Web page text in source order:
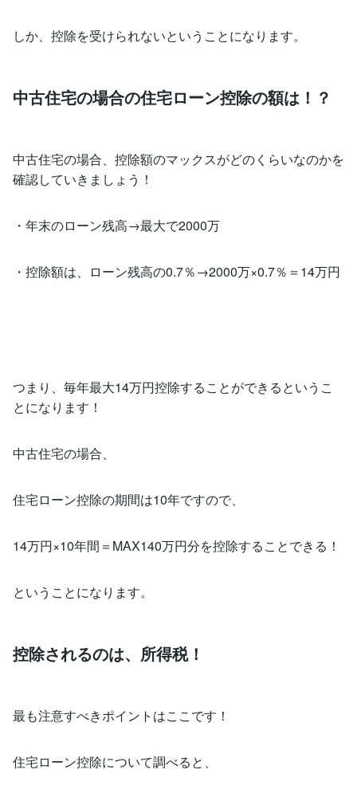
しか、控除を受けられないということになります。
中古住宅の場合の住宅ローン控除の額は！？
中古住宅の場合、控除額のマックスがどのくらいなのかを
確認していきましょう！
・年末のローン残高→最大で2000万
・控除額は、ローン残高の0.7％→2000万×0.7％＝14万円
つまり、毎年最大14万円控除することができるというこ
とになります！
中古住宅の場合、
住宅ローン控除の期間は10年ですので、
14万円×10年間＝MAX140万円分を控除することできる！
ということになります。
控除されるのは、所得税！
最も注意すべきポイントはここです！
住宅ローン控除について調べると、